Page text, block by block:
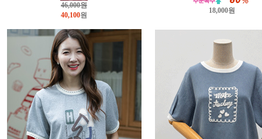
46,000원
40,100원
18,000원